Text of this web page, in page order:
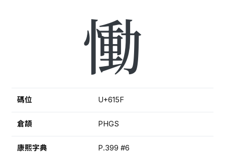
慟
碼位 U+615F
倉頡 PHGS
康熙字典 P.399 #6